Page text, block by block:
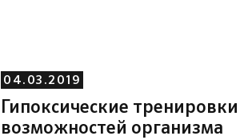
04.03.2019
Гипоксические
возможностей организма